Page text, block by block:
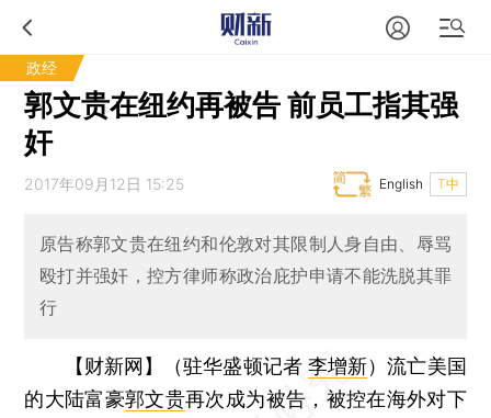
政经
郭文贵在纽约再被告 前员工指其强
奸
2017年09月12日 15:25 T中
English
原告称郭文贵在纽约和伦敦对其限制人身自由、辱骂
殴打并强奸，控方律师称政治庇护申请不能洗脱其罪
行
【财新网】（驻华盛顿记者 李增新）流亡美国
的大陆富豪郭文贵再次成为被告，被控在海外对下